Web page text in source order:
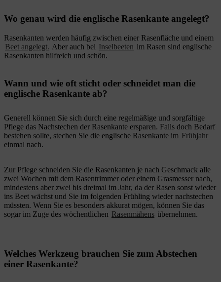
Wo genau wird die englische Rasenkante angelegt?
Rasenkanten werden häufig zwischen einer Rasenfläche und einem
Beet angelegt. Aber auch bei Inselbeeten im Rasen sind englische
Rasenkanten hilfreich und schön.
Wann und wie oft sticht oder schneidet man die
englische Rasenkante ab?
Generell können Sie sich durch eine regelmäßige und sorgfältige
Pflege das Nachstechen der Rasenkante ersparen. Falls doch Bedarf
bestehen sollte, stechen Sie die englische Rasenkante im Frühjahr
einmal nach.
Zur Pflege schneiden Sie die Rasenkanten je nach Geschmack alle
zwei Wochen mit dem Rasentrimmer oder einem Grasmesser nach,
mindestens aber zwei bis dreimal im Jahr, da der Rasen sonst wieder
ins Beet wächst und Sie im folgenden Frühling wieder nachstechen
müssten. Wenn Sie es besonders akkurat mögen, können Sie das
sogar im Zuge des wöchentlichen Rasenmähens übernehmen.
Welches Werkzeug brauchen Sie zum Abstechen
einer Rasenkante?